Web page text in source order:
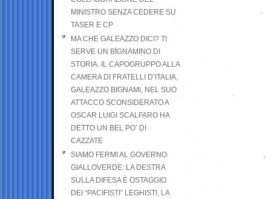
MINISTRO SENZA CEDERE SU
TASER E CP
MA CHE GALEAZZO DICI? TI
SERVE UN BIGNAMINO DI
STORIA. IL CAPOGRUPPO ALLA
CAMERA DI FRATELLI D’ITALIA,
GALEAZZO BIGNAMI, NEL SUO
ATTACCO SCONSIDERATO A
OSCAR LUIGI SCALFARO HA
DETTO UN BEL PO’ DI
CAZZATE
SIAMO FERMI AL GOVERNO
GIALLOVERDE: LA DESTRA
SULLA DIFESA È OSTAGGIO
DEI “PACIFISTI” LEGHISTI, LA